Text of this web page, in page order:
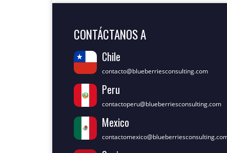
CONTÁCTANOS A
Chile
contacto@blueberriesconsulting.com
Peru
contactoperu@blueberriesconsulting.com
Mexico